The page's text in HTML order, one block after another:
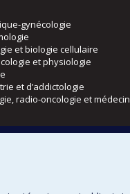
gynécologie
et biologie cellulaire
et physiologie
et d’addictologie
radio-oncologie et